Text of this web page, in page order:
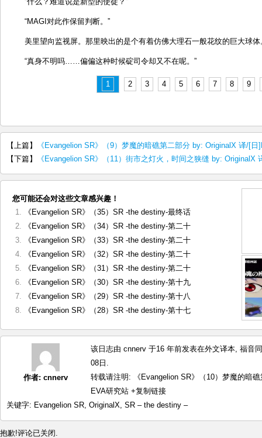
“MAGI对此作保留判断。”
美里望向监视屏。那里映出的是个有着仿佛大理石一般花纹的巨大球体
“真身不明吗……偏偏这种时候碇司令却又不在呢。”
1 2 3 4 5 6 7 8 9
【上篇】
《Evangelion SR》（9）梦魔的暗礁第二部分 by: OriginalX 译/[日
【下篇】
《Evangelion SR》（11）街市之灯火，时间之狭缝 by: OriginalX
您可能还会对这些文章感兴趣！
《Evangelion SR》（35）SR -the destiny-最终话
《Evangelion SR》（34）SR -the destiny-第二十
《Evangelion SR》（33）SR -the destiny-第二十
《Evangelion SR》（32）SR -the destiny-第二十
《Evangelion SR》（31）SR -the destiny-第二十
《Evangelion SR》（30）SR -the destiny-第十九
《Evangelion SR》（29）SR -the destiny-第十八
《Evangelion SR》（28）SR -the destiny-第十七
作者: cnnerv
该日志由 cnnerv 于16 年前发表在外文译本, 福音
08日.
转载请注明:
《Evangelion SR》（10）梦魔的暗
EVA研究站 +复制链接
关键字: Evangelion SR, OriginalX, SR – the destiny –
抱歉!评论已关闭.